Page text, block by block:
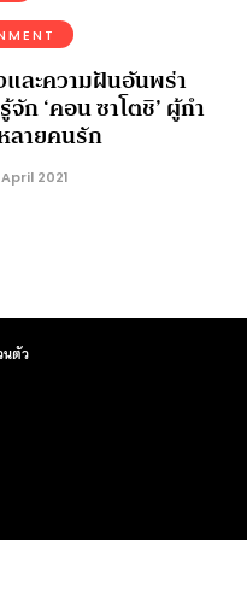
และความฝันอันพร่า
จัก ‘คอน ซาโตชิ’ ผู้กำ
ลายคนรัก
2021
นตัว